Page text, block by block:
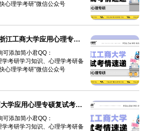
心理学考研”微信公众号
大学应用心理专硕复试考情速递
添加简小君QQ：
考研学习知识、心理学考研备
心理学考研”微信公众号
应用心理专硕复试考情速递
添加简小君QQ：
考研学习知识、心理学考研备